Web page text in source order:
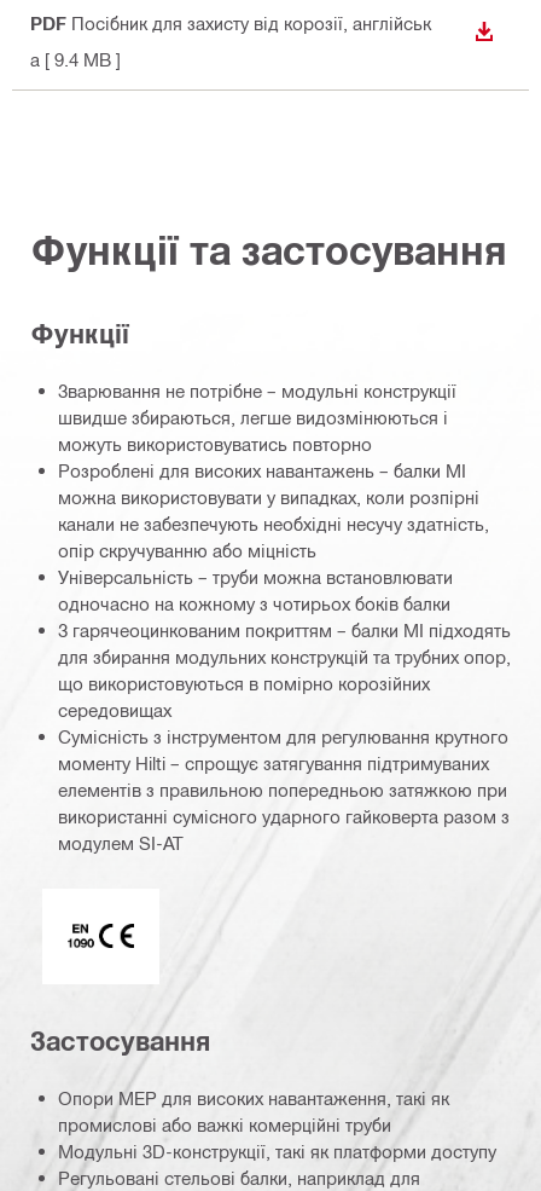
PDF Посібник для захисту від корозії , англійськ
а [ 9.4 MB ]
Функції та застосування
Функції
Зварювання не потрібне – модульні конструкції
швидше збираються, легше видозмінюються і
можуть використовуватись повторно
Розроблені для високих навантажень – балки MI
можна використовувати у випадках, коли розпірні
канали не забезпечують необхідні несучу здатність,
опір скручуванню або міцність
Універсальність – труби можна встановлювати
одночасно на кожному з чотирьох боків балки
З гарячеоцинкованим покриттям – балки MI підходять
для збирання модульних конструкцій та трубних опор,
що використовуються в помірно корозійних
середовищах
Сумісність з інструментом для регулювання крутного
моменту Hilti – спрощує затягування підтримуваних
елементів з правильною попередньою затяжкою при
використанні сумісного ударного гайковерта разом з
модулем SI-AT
Застосування
Опори MEP для високих навантаження, такі як
промислові або важкі комерційні труби
Модульні 3D-конструкції, такі як платформи доступу
Регульовані стельові балки, наприклад для